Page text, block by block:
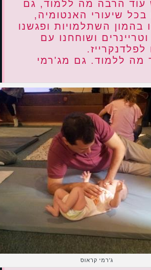
הרבה מה ללמוד, גם
בכל שיעורי האנטומיה,
בהמון השתלמויות ופגשנו
ושוחחנו עם
מה ללמוד. גם מג'רמי
ג'רמי קראוס